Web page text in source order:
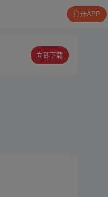
打开APP
立即下载